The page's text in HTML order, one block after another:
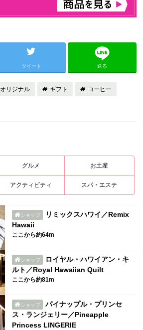
ツイート 送る
オリジナル ギフト コーヒー
グルメ お土産
アクティビティ スパ・エステ
ショップ
リミックスハワイ／Remix
Hawaii
ここから約64m
ショップ
ロイヤル・ハワイアン・キ
ルト／Royal Hawaiian Quilt
ここから約81m
ショップ
パイナップル・プリンセ
ス・ランジェリー／Pineapple
Princess LINGERIE